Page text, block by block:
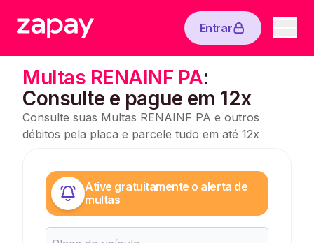
Entrar
Multas RENAINF PA:
Consulte e pague em 12x
Consulte suas Multas RENAINF PA e outros
débitos pela placa e parcele tudo em até 12x
Ative gratuitamente o alerta de
multas